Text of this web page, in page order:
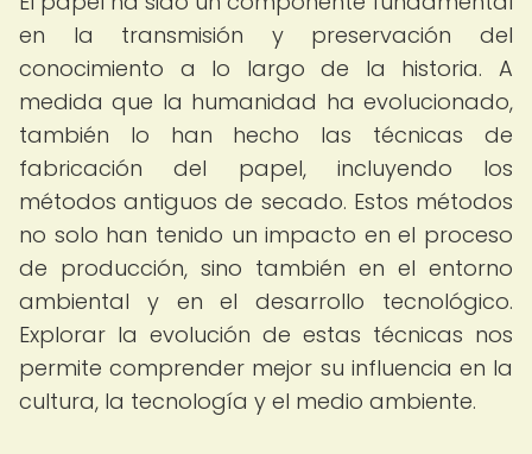
en la transmisión y preservación del
conocimiento a lo largo de la historia. A
medida que la humanidad ha evolucionado,
también lo han hecho las técnicas de
fabricación del papel, incluyendo los
métodos antiguos de secado. Estos métodos
no solo han tenido un impacto en el proceso
de producción, sino también en el entorno
ambiental y en el desarrollo tecnológico.
Explorar la evolución de estas técnicas nos
permite comprender mejor su influencia en la
cultura, la tecnología y el medio ambiente.